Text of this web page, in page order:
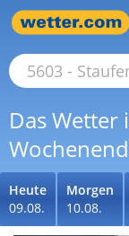
Das Wetter
Heute
09.08.
Morgen
10.08.